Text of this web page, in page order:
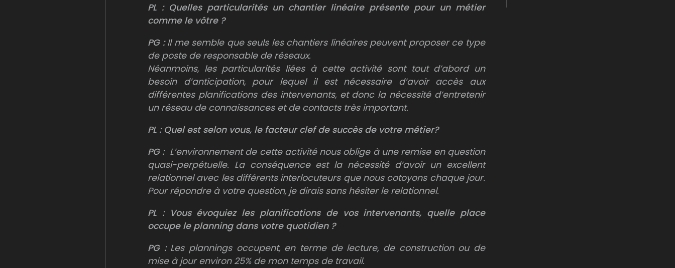
PL : Quelles particularités un chantier linéaire présente pour un métier
comme le vôtre ?
PG :Il me semble que seuls les chantiers linéaires peuvent proposer ce type
de poste de responsable de réseaux.
Néanmoins, les particularités liées à cette activité sont tout d’abord un
besoin d’anticipation, pour lequel il est nécessaire d’avoir accès aux
différentes planifications des intervenants, et donc la nécessité d’entretenir
un réseau de connaissances et de contacts très important.
PL :Quel est selon vous, lefacteur clef de succès de votre métier?
PG : L’environnement de cette activité nous oblige à une remise en question
quasi-perpétuelle. La conséquence est la nécessité d’avoir un excellent
relationnel avec les différents interlocuteurs que nous cotoyons chaque jour.
Pour répondre à votre question, je dirais sans hésiter le relationnel.
PL : Vous évoquiez les planifications de vos intervenants, quelle place
occupe le planning dans votre quotidien ?
PG : Les plannings occupent, en terme de lecture, de construction ou de
mise à jour environ 25% de mon temps de travail.